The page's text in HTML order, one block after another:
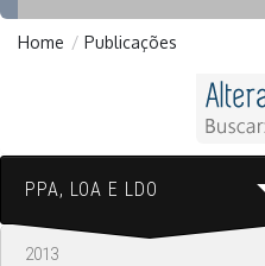
Home / Publicações
PPA, LOA E LDO
2013